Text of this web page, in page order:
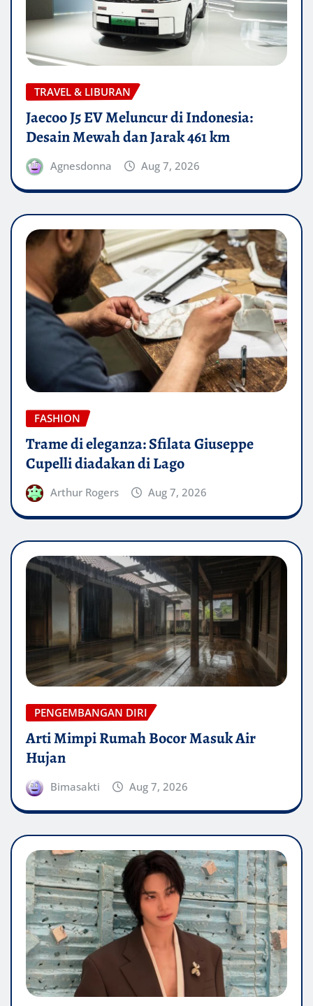
TRAVEL & LIBURAN
Jaecoo J5 EV Meluncur di Indonesia:
Desain Mewah dan Jarak 461 km
Agnesdonna Aug 7, 2026
FASHION
Trame di eleganza: Sfilata Giuseppe
Cupelli diadakan di Lago
Arthur Rogers Aug 7, 2026
PENGEMBANGAN DIRI
Arti Mimpi Rumah Bocor Masuk Air
Hujan
Bimasakti Aug 7, 2026